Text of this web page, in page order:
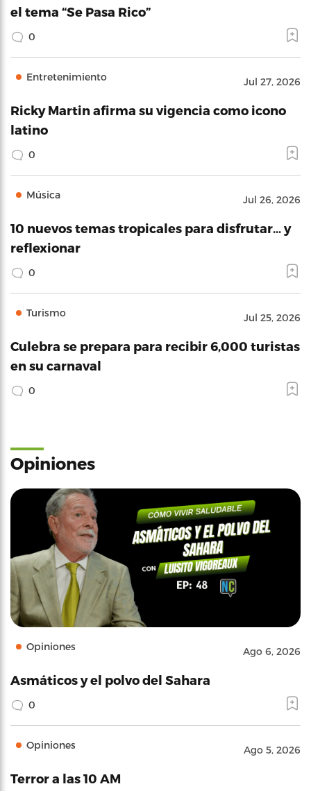
el tema “Se Pasa Rico”
0
Entretenimiento Jul 27, 2026
Ricky Martin afirma su vigencia como icono
latino
0
Música Jul 26, 2026
10 nuevos temas tropicales para disfrutar… y
reflexionar
0
Turismo Jul 25, 2026
Culebra se prepara para recibir 6,000 turistas
en su carnaval
0
Opiniones
Opiniones Ago 6, 2026
Asmáticos y el polvo del Sahara
0
Opiniones Ago 5, 2026
Terror a las 10 AM